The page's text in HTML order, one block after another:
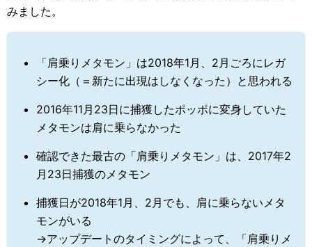
みました。
「肩乗りメタモン」は2018年1月、2月ごろにレガ
シー化（＝新たに出現はしなくなった）と思われる
2016年11月23日に捕獲したポッポに変身していた
メタモンは肩に乗らなかった
確認できた最古の「肩乗りメタモン」は、2017年2
月23日捕獲のメタモン
捕獲日が2018年1月、2月でも、肩に乗らないメタ
モンがいる
→アップデートのタイミングによって、「肩乗りメ